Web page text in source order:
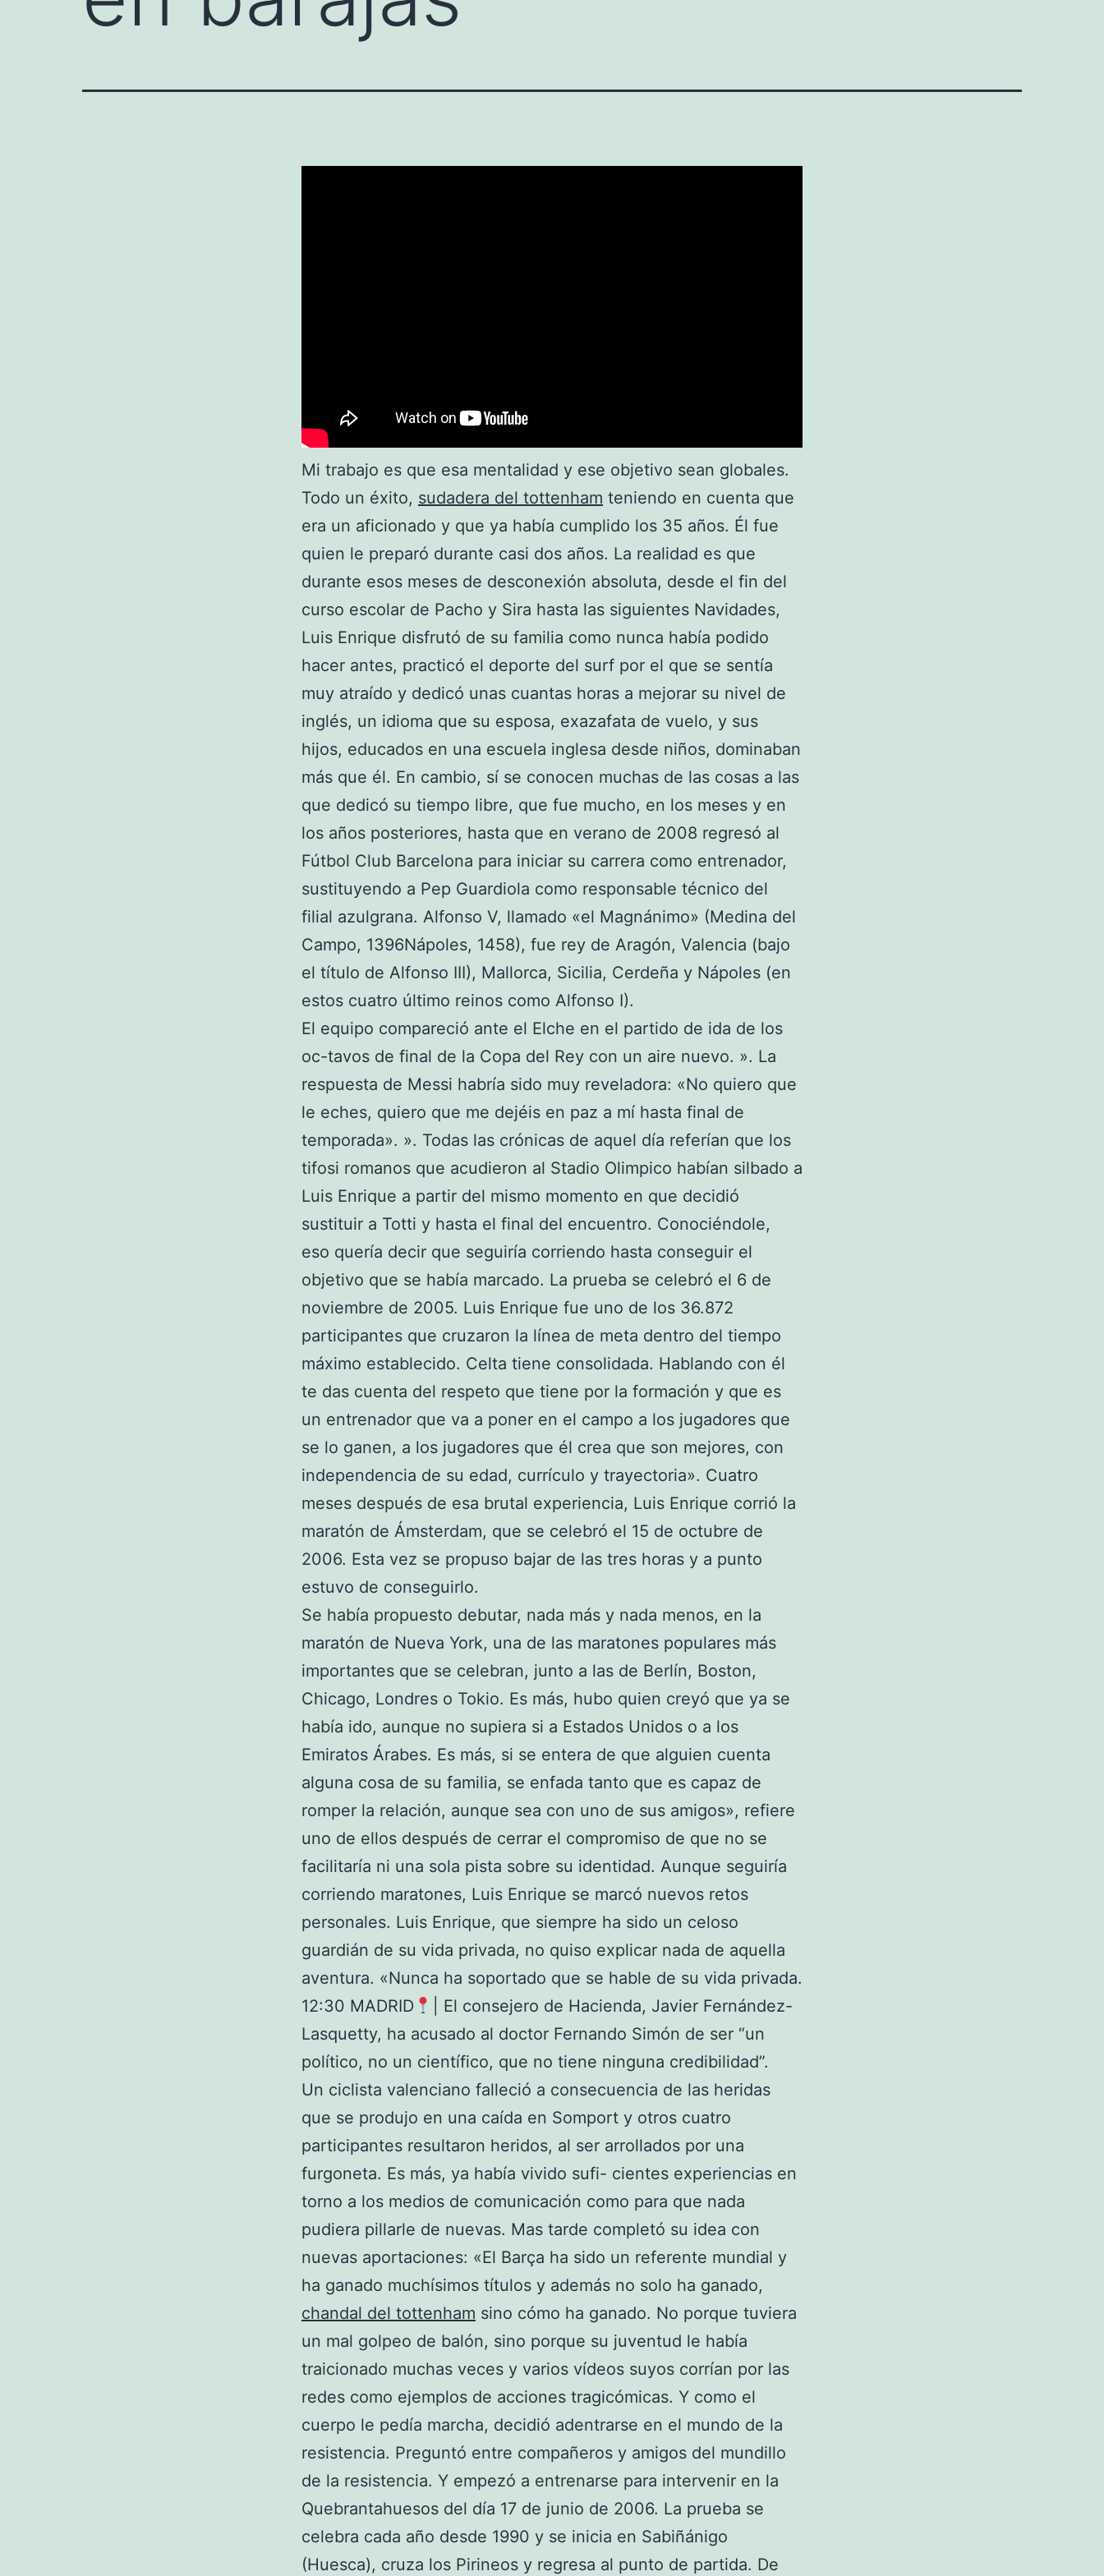
Mi trabajo es que esa mentalidad y ese objetivo sean globales.
Todo un éxito, sudadera del tottenham teniendo en cuenta que
era un aficionado y que ya había cumplido los 35 años. Él fue
quien le preparó durante casi dos años. La realidad es que
durante esos meses de desconexión absoluta, desde el fin del
curso escolar de Pacho y Sira hasta las siguientes Navidades,
Luis Enrique disfrutó de su familia como nunca había podido
hacer antes, practicó el deporte del surf por el que se sentía
muy atraído y dedicó unas cuantas horas a mejorar su nivel de
inglés, un idioma que su esposa, exazafata de vuelo, y sus
hijos, educados en una escuela inglesa desde niños, dominaban
más que él. En cambio, sí se conocen muchas de las cosas a las
que dedicó su tiempo libre, que fue mucho, en los meses y en
los años posteriores, hasta que en verano de 2008 regresó al
Fútbol Club Barcelona para iniciar su carrera como entrenador,
sustituyendo a Pep Guardiola como responsable técnico del
filial azulgrana. Alfonso V, llamado «el Magnánimo» (Medina del
Campo, 1396Nápoles, 1458), fue rey de Aragón, Valencia (bajo
el título de Alfonso III), Mallorca, Sicilia, Cerdeña y Nápoles (en
estos cuatro último reinos como Alfonso I).
El equipo compareció ante el Elche en el partido de ida de los
oc-tavos de final de la Copa del Rey con un aire nuevo. ». La
respuesta de Messi habría sido muy reveladora: «No quiero que
le eches, quiero que me dejéis en paz a mí hasta final de
temporada». ». Todas las crónicas de aquel día referían que los
tifosi romanos que acudieron al Stadio Olimpico habían silbado a
Luis Enrique a partir del mismo momento en que decidió
sustituir a Totti y hasta el final del encuentro. Conociéndole,
eso quería decir que seguiría corriendo hasta conseguir el
objetivo que se había marcado. La prueba se celebró el 6 de
noviembre de 2005. Luis Enrique fue uno de los 36.872
participantes que cruzaron la línea de meta dentro del tiempo
máximo establecido. Celta tiene consolidada. Hablando con él
te das cuenta del respeto que tiene por la formación y que es
un entrenador que va a poner en el campo a los jugadores que
se lo ganen, a los jugadores que él crea que son mejores, con
independencia de su edad, currículo y trayectoria». Cuatro
meses después de esa brutal experiencia, Luis Enrique corrió la
maratón de Ámsterdam, que se celebró el 15 de octubre de
2006. Esta vez se propuso bajar de las tres horas y a punto
estuvo de conseguirlo.
Se había propuesto debutar, nada más y nada menos, en la
maratón de Nueva York, una de las maratones populares más
importantes que se celebran, junto a las de Berlín, Boston,
Chicago, Londres o Tokio. Es más, hubo quien creyó que ya se
había ido, aunque no supiera si a Estados Unidos o a los
Emiratos Árabes. Es más, si se entera de que alguien cuenta
alguna cosa de su familia, se enfada tanto que es capaz de
romper la relación, aunque sea con uno de sus amigos», refiere
uno de ellos después de cerrar el compromiso de que no se
facilitaría ni una sola pista sobre su identidad. Aunque seguiría
corriendo maratones, Luis Enrique se marcó nuevos retos
personales. Luis Enrique, que siempre ha sido un celoso
guardián de su vida privada, no quiso explicar nada de aquella
aventura. «Nunca ha soportado que se hable de su vida privada.
12:30 MADRID
| El consejero de Hacienda, Javier Fernández-
Lasquetty, ha acusado al doctor Fernando Simón de ser “un
político, no un científico, que no tiene ninguna credibilidad”.
Un ciclista valenciano falleció a consecuencia de las heridas
que se produjo en una caída en Somport y otros cuatro
participantes resultaron heridos, al ser arrollados por una
furgoneta. Es más, ya había vivido sufi- cientes experiencias en
torno a los medios de comunicación como para que nada
pudiera pillarle de nuevas. Mas tarde completó su idea con
nuevas aportaciones: «El Barça ha sido un referente mundial y
ha ganado muchísimos títulos y además no solo ha ganado,
chandal del tottenham sino cómo ha ganado. No porque tuviera
un mal golpeo de balón, sino porque su juventud le había
traicionado muchas veces y varios vídeos suyos corrían por las
redes como ejemplos de acciones tragicómicas. Y como el
cuerpo le pedía marcha, decidió adentrarse en el mundo de la
resistencia. Preguntó entre compañeros y amigos del mundillo
de la resistencia. Y empezó a entrenarse para intervenir en la
Quebrantahuesos del día 17 de junio de 2006. La prueba se
celebra cada año desde 1990 y se inicia en Sabiñánigo
(Huesca), cruza los Pirineos y regresa al punto de partida. De